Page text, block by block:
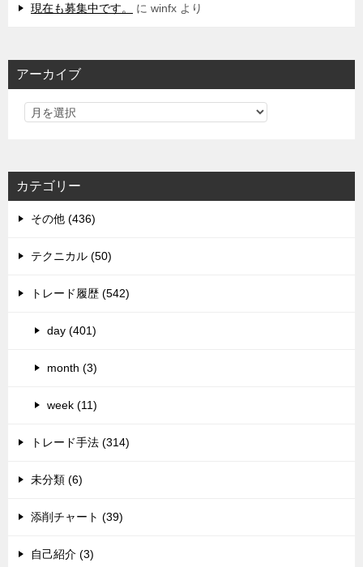
現在も募集中です。 に winfx より
アーカイブ
カテゴリー
その他 (436)
テクニカル (50)
トレード履歴 (542)
day (401)
month (3)
week (11)
トレード手法 (314)
未分類 (6)
添削チャート (39)
自己紹介 (3)